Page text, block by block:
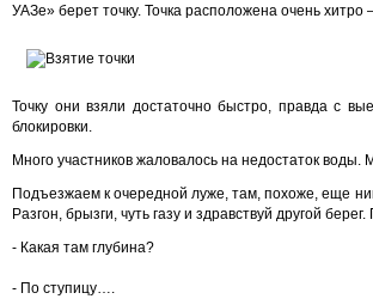
УАЗе» берет точку. Точка расположена очень
Точку они взяли достаточно быстро, правда с
блокировки.
Много участников жаловалось на недостаток
Подъезжаем к очередной луже, там, похоже, еще
Разгон, брызги, чуть газу и здравствуй другой
- Какая там глубина?
- По ступицу….